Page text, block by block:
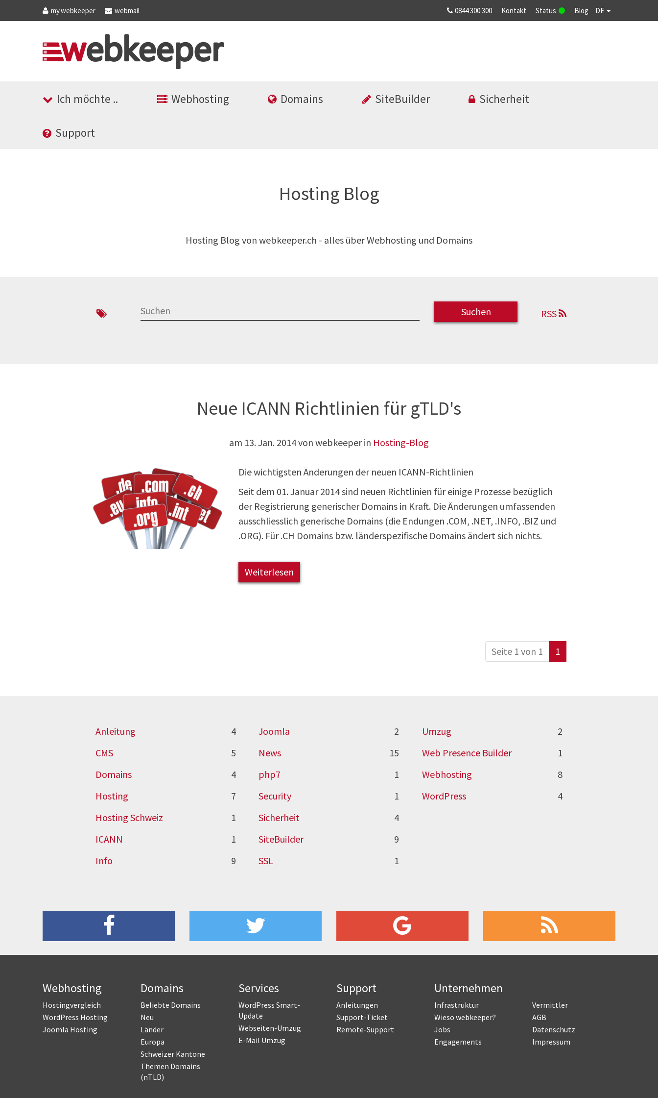
my.webkeeper webmail 0844 300 300 Kontakt Status Blog DE
Ich möchte .. Webhosting Domains SiteBuilder Sicherheit
Support
Hosting Blog
Hosting Blog von webkeeper.ch - alles über Webhosting und Domains
RSS
Neue ICANN Richtlinien für gTLD's
am 13. Jan. 2014von webkeeper in Hosting-Blog
Die wichtigsten Änderungen der neuen ICANN-Richtlinien
Seit dem 01. Januar 2014 sind neuen Richtlinien für einige Prozesse bezüglich
der Registrierung generischer Domains in Kraft. Die Änderungen umfassenden
ausschliesslich generische Domains (die Endungen .COM, .NET, .INFO, .BIZ und
.ORG). Für .CH Domains bzw. länderspezifische Domains ändert sich nichts.
Weiterlesen
Seite 1 von 1 Zurück
1
Anleitung
4
CMS
5
Domains
4
Hosting
7
Hosting Schweiz
1
ICANN
1
Info
9
Joomla
2
News
15
php7
1
Security
1
Sicherheit
4
SiteBuilder
9
SSL
1
Umzug
2
Web Presence Builder
1
Webhosting
8
WordPress
4
Webhosting
Hostingvergleich
WordPress Hosting
Joomla Hosting
Domains
Beliebte Domains
Neu
Länder
Europa
Schweizer Kantone
Themen Domains
(nTLD)
Services
WordPress Smart-
Update
Webseiten-Umzug
E-Mail Umzug
Support
Anleitungen
Support-Ticket
Remote-Support
Unternehmen
Infrastruktur
Wieso webkeeper?
Jobs
Engagements
Vermittler
AGB
Datenschutz
Impressum